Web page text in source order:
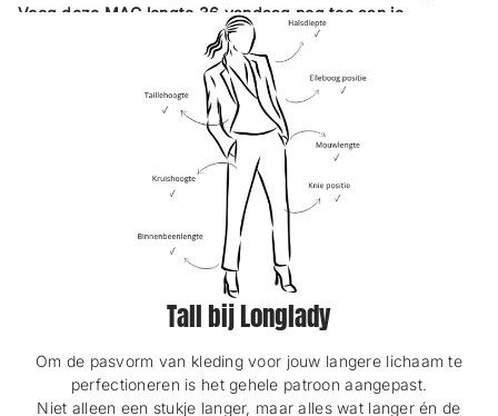
Voeg deze MAC lengte 36 vandaag nog toe aan je
winkelwagen en ervaar het verschil. 🤍
Tall bij Longlady
Om de pasvorm van kleding voor jouw langere lichaam te
perfectioneren is het gehele patroon aangepast.
Niet alleen een stukje langer, maar alles wat langer én de